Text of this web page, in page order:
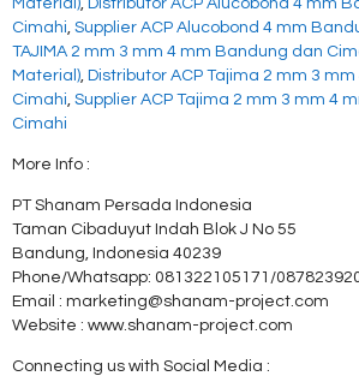
Material), Distributor ACP Alucobond 4 mm
Cimahi, Supplier ACP Alucobond 4 mm
TAJIMA 2 mm 3 mm 4 mm Bandung dan
Material), Distributor ACP Tajima 2 mm 3
Cimahi, Supplier ACP Tajima 2 mm 3 mm 4
Cimahi
More Info :
PT Shanam Persada Indonesia
Taman Cibaduyut Indah Blok J No 55
Bandung, Indonesia 40239
Phone/Whatsapp: 081322105171/
Email : marketing@shanam-project.com
Website : www.shanam-project.com
Connecting us with Social Media :